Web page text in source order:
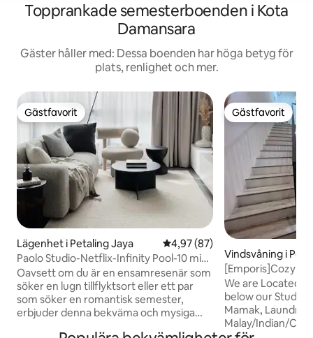
Topprankade semesterboenden i Kota
Damansara
Gäster håller med: Dessa boenden har höga betyg för
plats, renlighet och mer.
Gästfavorit
Gästfavorit
Lägenhet i Petaling Jaya 4,97 av 5 i genomsnittligt
4,97 (87)
Paolo Studio-Netflix-Infinity Pool-10 min-
1U/IKEA
Oavsett om du är en ensamresenär som
söker en lugn tillflyktsort eller ett par
som söker en romantisk semester,
erbjuder denna bekväma och mysiga
Gästfavorit
Gästfavorit
Vindsvåning i
[Emporis]Cozy
KotaDamansara
We are Located
below our Studio
Mamak,
Malay/Indian/